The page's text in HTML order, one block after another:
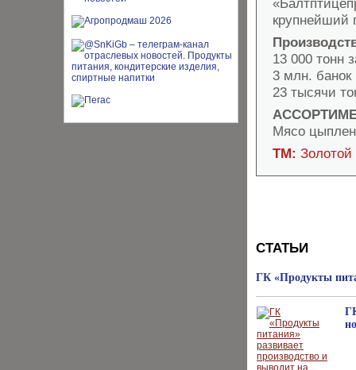
крупнейший
13 000 тонн
3 млн. банок
23 тысячи
Мясо
ТМ: Золотой
СТАТЬИ
ГК «Продукты